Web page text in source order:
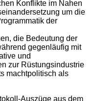
Konflikte im Nahen
um die
der
die Bedeutung der
gegenläufig mit
und
zur Rüstungsindustrie
machtpolitisch als
Auszüge aus dem